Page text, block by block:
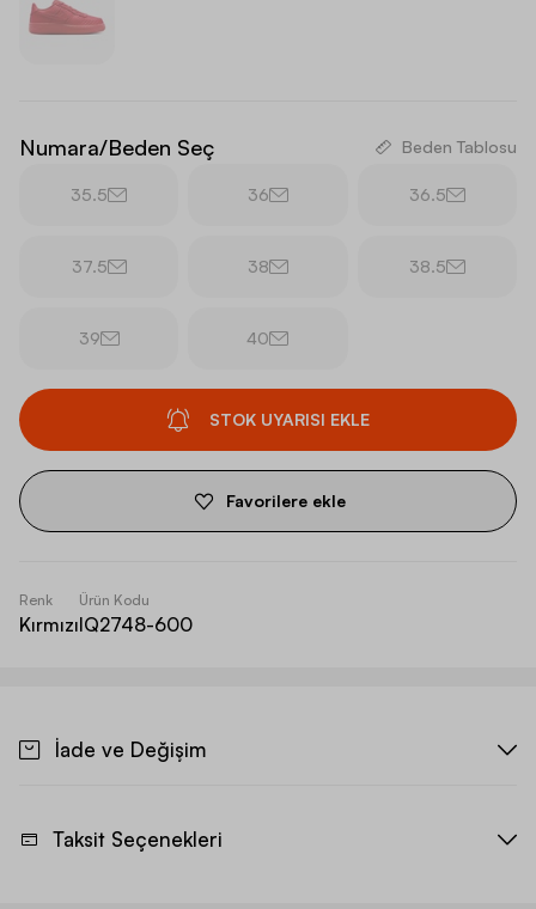
Numara/Beden Seç Beden Tablosu
35.5 36 36.5
37.5 38 38.5
39 40
STOK UYARISI EKLE
Favorilere ekle
Renk
Kırmızı
Ürün Kodu
IQ2748-600
İade ve Değişim
Taksit Seçenekleri